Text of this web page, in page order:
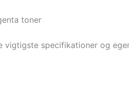
toner
specifikationer og